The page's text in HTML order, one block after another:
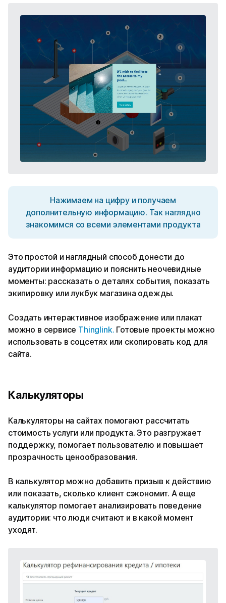
Нажимаем на цифру и получаем
дополнительную информацию. Так наглядно
знакомимся со всеми элементами продукта
Это простой и наглядный способ донести до
аудитории информацию и пояснить неочевидные
моменты: рассказать о деталях события, показать
экипировку или лукбук магазина одежды.
Создать интерактивное изображение или плакат
можно в сервисе Thinglink. Готовые проекты можно
использовать в соцсетях или скопировать код для
сайта.
Калькуляторы
Калькуляторы на сайтах помогают рассчитать
стоимость услуги или продукта. Это разгружает
поддержку, помогает пользователю и повышает
прозрачность ценообразования.
В калькулятор можно добавить призыв к действию
или показать, сколько клиент сэкономит. А еще
калькулятор помогает анализировать поведение
аудитории: что люди считают и в какой момент
уходят.